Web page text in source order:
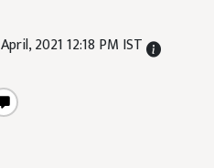
2021 12:18 PM IST